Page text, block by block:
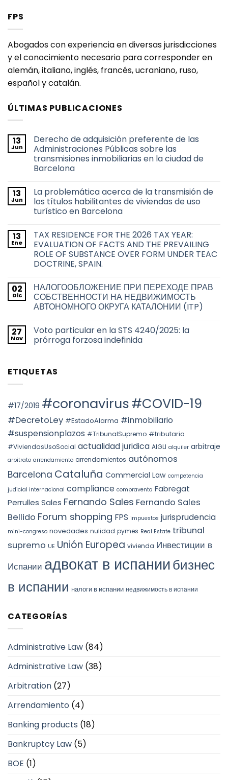
FPS
Abogados con experiencia en diversas jurisdicciones
y el conocimiento necesario para corresponder en
alemán, italiano, inglés, francés, ucraniano, ruso,
español y catalán.
ÚLTIMAS PUBLICACIONES
13
Jun
Derecho de adquisición preferente de las
Administraciones Públicas sobre las
transmisiones inmobiliarias en la ciudad de
Barcelona
comentarios
en
Derecho
de
de
las
Administraciones
Públicas
sobre
las
en
la
ciudad
de
Barcelona
13
Jun
La problemática acerca de la transmisión de
los títulos habilitantes de viviendas de uso
turístico en Barcelona
comentarios
en
La
problemática
acerca
de
de
los
títulos
habilitantes
de
uso
turístico
en
13
Ene
TAX RESIDENCE FOR THE 2026 TAX YEAR:
EVALUATION OF FACTS AND THE PREVAILING
ROLE OF SUBSTANCE OVER FORM UNDER TEAC
DOCTRINE, SPAIN.
comentarios
en
TAX
RESIDENCE
2026
TAX
YEAR:
EVALUATION
THE
SUBSTANCE
OVER
UNDER
DOCTRINE,
02
Dic
НАЛОГООБЛОЖЕНИЕ ПРИ ПЕРЕХОДЕ ПРАВ
СОБСТВЕННОСТИ НА НЕДВИЖИМОСТЬ
АВТОНОМНОГО ОКРУГА КАТАЛОНИИ (ITP)
comentarios
en
НАЛОГООБЛОЖЕНИЕ
СОБСТВЕННОСТИ
НА
КАТАЛОНИИ
(ITP)
27
Nov
Voto particular en la STS 4240/2025: la
prórroga forzosa indefinida
en
Voto
STS
4240/2025:
prórroga
forzosa
indefinida
ETIQUETAS
#17/2019 #coronavirus#COVID-19
#DecretoLey #EstadoAlarma #inmobiliario
#suspensionplazos #TribunalSupremo #tributario
#ViviendasUsoSocial actualidad juridica AIGLI alquiler arbitraje
arbitrato arrendamiento arrendamientos autónomos
Barcelona Cataluña Commercial Law competencia
judicial internacional compliance compraventa Fabregat
Perrulles Sales Fernando Sales Fernando Sales
Bellido Forum shopping FPS impuestos jurisprudencia
mini-congreso novedades nulidad pymes Real Estate tribunal
supremo UE Unión Europea vivienda Инвестиции в
Испании адвокат в испаниибизнес
в испании налоги в испании недвижимость в испании
CATEGORÍAS
Administrative Law (84)
Administrative Law (38)
Arbitration (27)
Arrendamiento (4)
Banking products (18)
Bankruptcy Law (5)
BOE (1)